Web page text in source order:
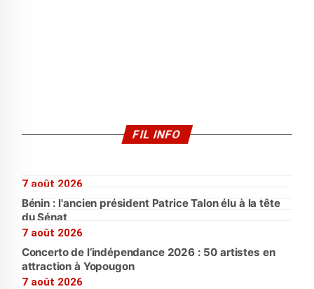
FIL INFO
7 août 2026
Bénin : l'ancien président Patrice Talon élu à la tête
du Sénat
7 août 2026
Concerto de l’indépendance 2026 : 50 artistes en
attraction à Yopougon
7 août 2026